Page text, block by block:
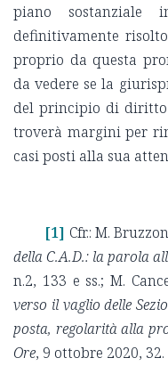
piano sostanziale
definitivamente
proprio da questa
da vedere se la
del principio di diritto
troverà margini per
casi posti alla sua
[1] Cfr.: M.
della C.A.D.: la parola
n.2, 133 e ss.; M.
verso il vaglio delle
posta, regolarità alla
Ore, 9 ottobre 2020, 32.